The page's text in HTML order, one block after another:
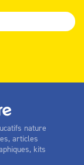
nature
articles
kits